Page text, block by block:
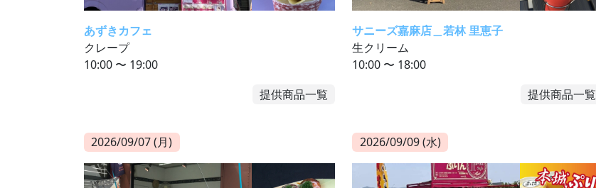
あずきカフェ
クレープ
10:00 〜 19:00
提供商品一覧
サニーズ嘉麻店＿若林 里恵子
生クリーム
10:00 〜 18:00
提供商品一覧
2026/09/07 (月) 2026/09/09 (水)